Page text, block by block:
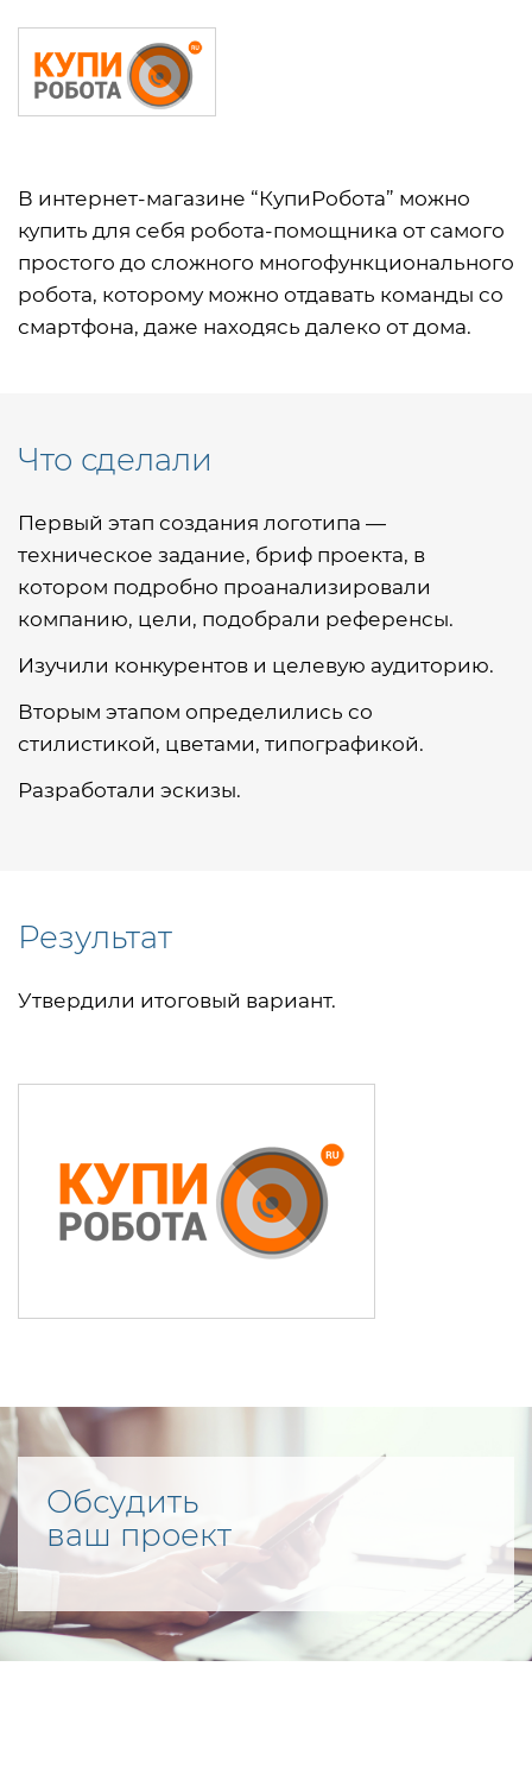
В интернет-магазине “КупиРобота” можно
купить для себя робота-помощника от самого
простого до сложного многофункционального
робота, которому можно отдавать команды со
смартфона, даже находясь далеко от дома.
Что сделали
Первый этап создания логотипа —
техническое задание, бриф проекта, в
котором подробно проанализировали
компанию, цели, подобрали референсы.
Изучили конкурентов и целевую аудиторию.
Вторым этапом определились со
стилистикой, цветами, типографикой.
Разработали эскизы.
Результат
Утвердили итоговый вариант.
Обсудить
ваш проект